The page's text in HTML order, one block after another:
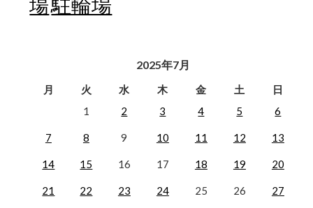
場
2025年7月
月 火 水 木 金 土
日
1
2 3 4 5 6
7 8 9 10 11 12 13
14 15 16 17 18 19 20
21 22 23 24 25 26 27